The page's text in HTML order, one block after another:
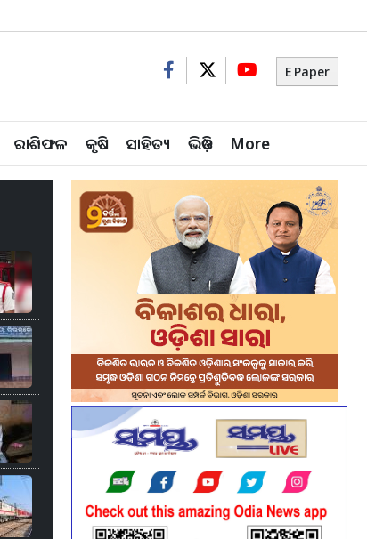
E Paper
ରାଶିଫଳ କୃଷି ସାହିତ୍ୟ ଭିଡ଼ିଓ More